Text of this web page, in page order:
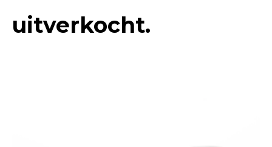
uitverkocht.